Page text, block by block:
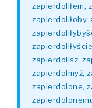
zapierdoliłem,
zapierdoliłoby,
zapierdolisz,
zapierdolmyż,
zapierdolone,